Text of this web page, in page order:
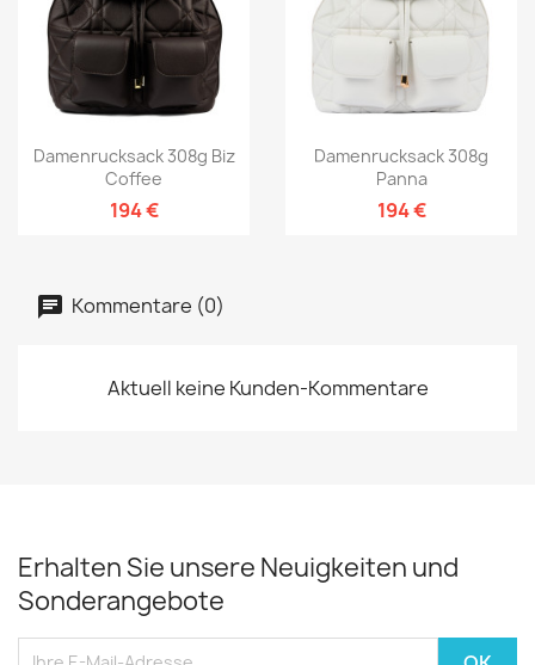
Damenrucksack 308g Biz
Coffee
194 €
Damenrucksack 308g
Panna
194 €
Kommentare (0)
Aktuell keine Kunden-Kommentare
Erhalten Sie unsere Neuigkeiten und
Sonderangebote